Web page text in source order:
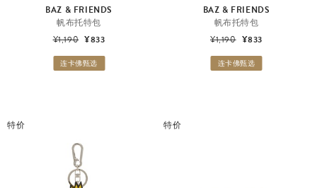
BAZ & FRIENDS
帆布托特包
¥1,190 ¥833
连卡佛甄选
BAZ & FRIENDS
帆布托特包
¥1,190 ¥833
连卡佛甄选
特价 特价